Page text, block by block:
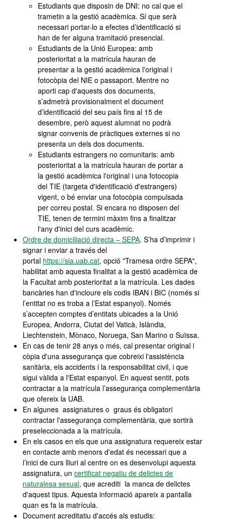
Estudiants que disposin de DNI: no cal que el
trametin a la gestió acadèmica. Sí que serà
necessari portar-lo a efectes d’identificació si
han de fer alguna tramitació presencial.
Estudiants de la Unió Europea: amb
posterioritat a la matrícula hauran de
presentar a la gestió acadèmica l'original i
fotocòpia del NIE o passaport. Mentre no
aporti cap d'aquests dos documents,
s’admetrà provisionalment el document
d’identificació del seu país fins al 15 de
desembre, però aquest alumnat no podrà
signar convenis de pràctiques externes si no
presenta un dels dos documents.
Estudiants estrangers no comunitaris: amb
posterioritat a la matrícula hauran de portar a
la gestió acadèmica l'original i una fotocopia
del TIE (targeta d'identificació d'estrangers)
vigent, o bé enviar una fotocòpia compulsada
per correu postal. Si encara no disposen del
TIE, tenen de termini màxim fins a finalitzar
l'any d'inici del curs acadèmic.
Ordre de domiciliació directa – SEPA. S’ha d’imprimir i
signar i enviar a través del
portal https://sia.uab.cat, opció "Tramesa ordre SEPA",
habilitat amb aquesta finalitat a la gestió acadèmica de
la Facultat amb posterioritat a la matrícula. Les dades
bancàries han d'incloure els codis IBAN i BIC (només si
l’entitat no es troba a l’Estat espanyol). Només
s’accepten comptes d’entitats ubicades a la Unió
Europea, Andorra, Ciutat del Vaticà, Islàndia,
Liechtenstein, Mònaco, Noruega, San Marino o Suïssa.
En cas de tenir 28 anys o més, cal presentar original i
còpia d'una assegurança que cobreixi l'assistència
sanitària, els accidents i la responsabilitat civil, i que
sigui vàlida a l'Estat espanyol. En aquest sentit, pots
contractar a la matrícula l’assegurança complementària
que ofereix la UAB.
En algunes assignatures o graus és obligatori
contractar l'assegurança complementària, que sortirà
preseleccionada a la matrícula.
En els casos en els que una assignatura requereix estar
en contacte amb menors d'edat és necessari que a
l’inici de curs lliuri al centre on es desenvolupi aquesta
assignatura, un certificat negatiu de delictes de
naturalesa sexual, que acrediti la manca de delictes
d'aquest tipus. Aquesta informació apareix a pantalla
quan es fa la matrícula.
Document acreditatiu d'accés als estudis: